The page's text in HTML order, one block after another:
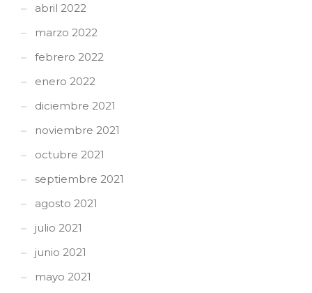
abril 2022
marzo 2022
febrero 2022
enero 2022
diciembre 2021
noviembre 2021
octubre 2021
septiembre 2021
agosto 2021
julio 2021
junio 2021
mayo 2021